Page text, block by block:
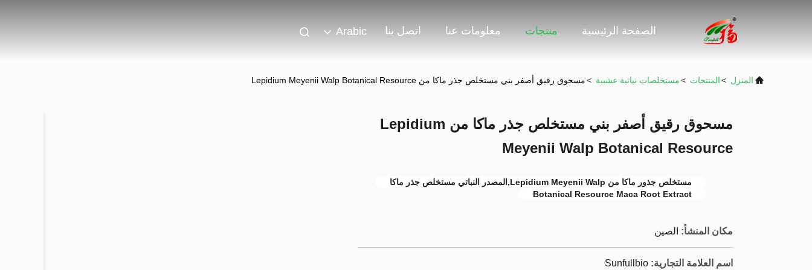
الصفحة الرئيسية منتجات معلومات عنا اتصل بنا Arabic
المنزل >المنتجات >مستخلصات نباتية عشبية >مسحوق رقيق أصفر بني مستخلص جذر ماكا من Lepidium Meyenii Walp Botanical Resource
مسحوق رقيق أصفر بني مستخلص جذر ماكا من Lepidium
Meyenii Walp Botanical Resource
مستخلص جذور ماكا من Lepidium Meyenii Walp,المصدر النباتي مستخلص جذر ماكا
Botanical Resource Maca Root Extract
مكان المنشأ: الصين
اسم العلامة التجارية: Sunfullbio